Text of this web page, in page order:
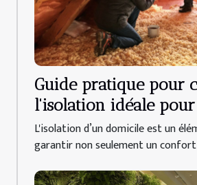
Guide pratique pour
l'isolation idéale
domicile
L'isolation d’un domicile est un
garantir non seulement un